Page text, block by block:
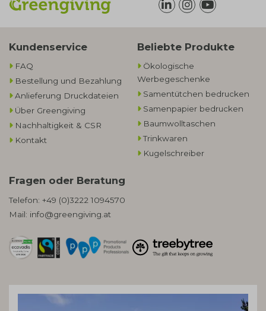
Kundenservice
FAQ
Bestellung und Bezahlung
Anlieferung Druckdateien
Über Greengiving
Nachhaltigkeit & CSR
Kontakt
Beliebte Produkte
Ökologische
Werbegeschenke​
Samentütchen bedrucken
Samenpapier bedrucken
Baumwolltaschen​
Trinkwaren
Kugelschreiber
Fragen oder Beratung
Telefon: +49 (0)3222 1094570
Mail: info@greengiving.at